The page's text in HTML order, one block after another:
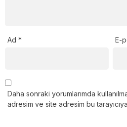
Ad * E-
Daha sonraki yorumlarımda
adresim ve site adresim bu